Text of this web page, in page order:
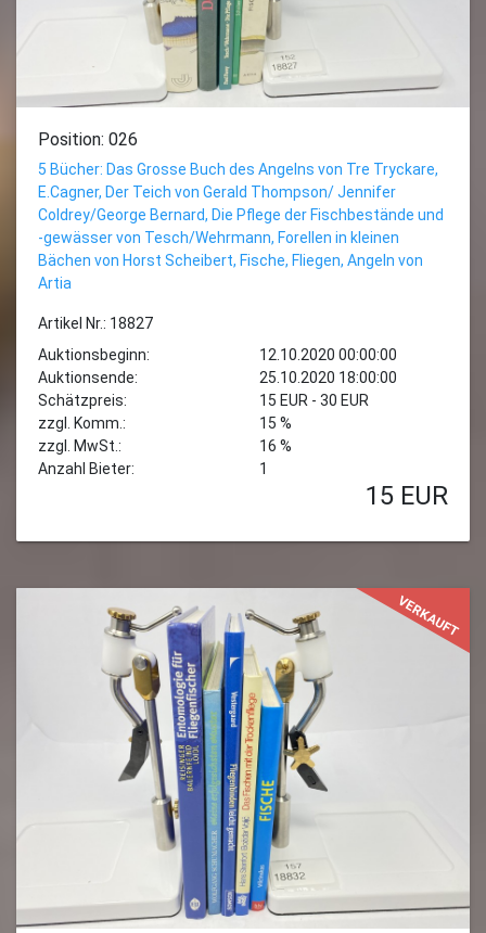
Position: 026
5 Bücher: Das Grosse Buch des Angelns von Tre Tryckare,
E.Cagner, Der Teich von Gerald Thompson/ Jennifer
Coldrey/George Bernard, Die Pflege der Fischbestände und
-gewässer von Tesch/Wehrmann, Forellen in kleinen
Bächen von Horst Scheibert, Fische, Fliegen, Angeln von
Artia
Artikel Nr.: 18827
Auktionsbeginn:
12.10.2020 00:00:00
Auktionsende:
25.10.2020 18:00:00
Schätzpreis:
15 EUR - 30 EUR
zzgl. Komm.:
15 %
zzgl. MwSt.:
16 %
Anzahl Bieter:
1
15 EUR
VERKAUFT